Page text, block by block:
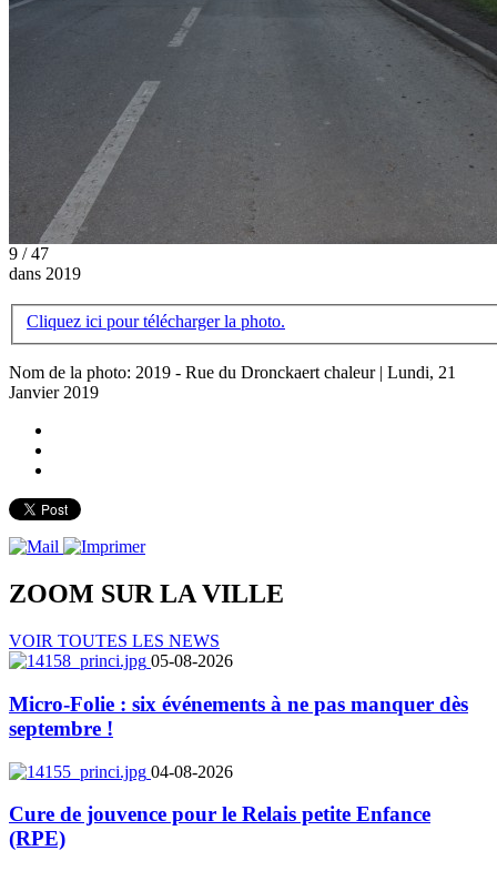
9 / 47
dans 2019
Cliquez ici pour télécharger la photo.
Nom de la photo: 2019 - Rue du Dronckaert chaleur | Lundi, 21
Janvier 2019
ZOOM SUR LAVILLE
VOIR TOUTES LES NEWS
05-08-2026
Micro-Folie : six événements à ne pas manquer dès
septembre !
04-08-2026
Cure de jouvence pour le Relais petite Enfance
(RPE)